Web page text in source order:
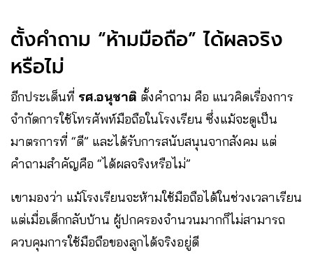
ตั้งคำถาม “ห้ามมือถือ” ได้ผลจริง
หรือไม่
อีกประเด็นที่ รศ.อนุชาติ ตั้งคำถาม คือ แนวคิดเรื่องการ
จำกัดการใช้โทรศัพท์มือถือในโรงเรียน ซึ่งแม้จะดูเป็น
มาตรการที่ “ดี” และได้รับการสนับสนุนจากสังคม แต่
คำถามสำคัญคือ “ได้ผลจริงหรือไม่”
เขามองว่า แม้โรงเรียนจะห้ามใช้มือถือได้ในช่วงเวลาเรียน
แต่เมื่อเด็กกลับบ้าน ผู้ปกครองจำนวนมากก็ไม่สามารถ
ควบคุมการใช้มือถือของลูกได้จริงอยู่ดี